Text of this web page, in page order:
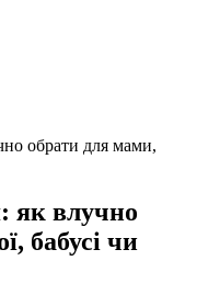
обрати для мами,
як влучно
бабусі чи